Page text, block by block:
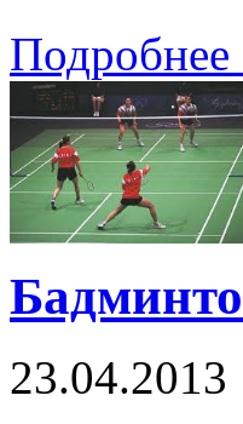
Подробнее
23.04.2013